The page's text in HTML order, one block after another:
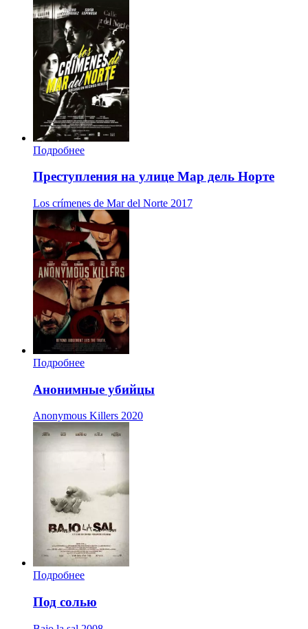
Подробнее
Преступления на улице Мар дель Норте
Los crímenes de Mar del Norte 2017
Подробнее
Анонимные убийцы
Anonymous Killers 2020
Подробнее
Под солью